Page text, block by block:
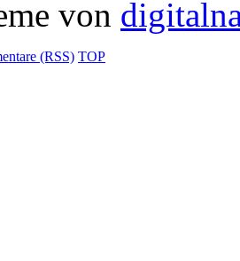
von
(RSS) TOP